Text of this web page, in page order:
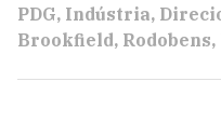
PDG Indústria
Brookfield Rodobens